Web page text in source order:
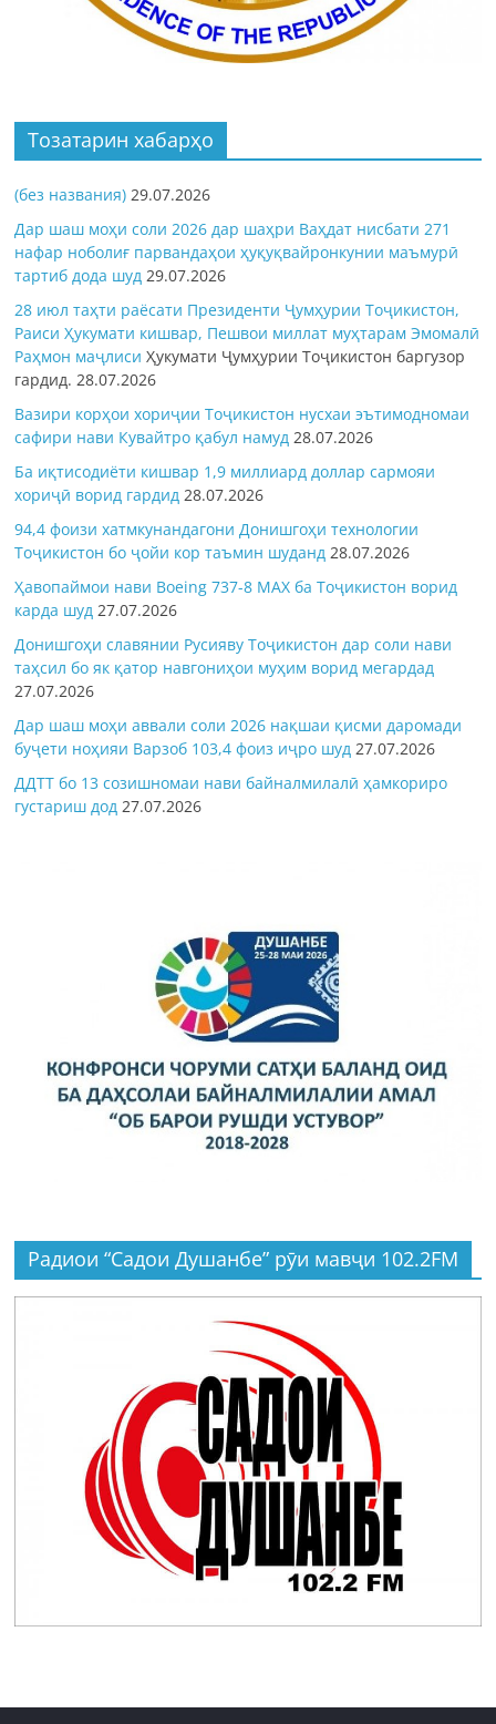
Тозатарин хабарҳо
(без названия) 29.07.2026
Дар шаш моҳи соли 2026 дар шаҳри Ваҳдат нисбати 271
нафар ноболиғ парвандаҳои ҳуқуқвайронкунии маъмурӣ
тартиб дода шуд 29.07.2026
28 июл таҳти раёсати Президенти Ҷумҳурии Тоҷикистон,
Раиси Ҳукумати кишвар, Пешвои миллат муҳтарам Эмомалӣ
Раҳмон маҷлисиҲукумати Ҷумҳурии Тоҷикистон баргузор
гардид.28.07.2026
Вазири корҳои хориҷии Тоҷикистон нусхаи эътимодномаи
сафири нави Кувайтро қабул намуд 28.07.2026
Ба иқтисодиёти кишвар 1,9 миллиард доллар сармояи
хориҷӣ ворид гардид 28.07.2026
94,4 фоизи хатмкунандагони Донишгоҳи технологии
Тоҷикистон бо ҷойи кор таъмин шуданд 28.07.2026
Ҳавопаймои нави Boeing 737-8 MAX ба Тоҷикистон ворид
карда шуд 27.07.2026
Донишгоҳи славянии Русияву Тоҷикистон дар соли нави
таҳсил бо як қатор навгониҳои муҳим ворид мегардад
27.07.2026
Дар шаш моҳи аввали соли 2026 нақшаи қисми даромади
буҷети ноҳияи Варзоб 103,4 фоиз иҷро шуд 27.07.2026
ДДТТ бо 13 созишномаи нави байналмилалӣ ҳамкориро
густариш дод 27.07.2026
Радиои “Садои Душанбе” рӯи мавҷи 102.2FM